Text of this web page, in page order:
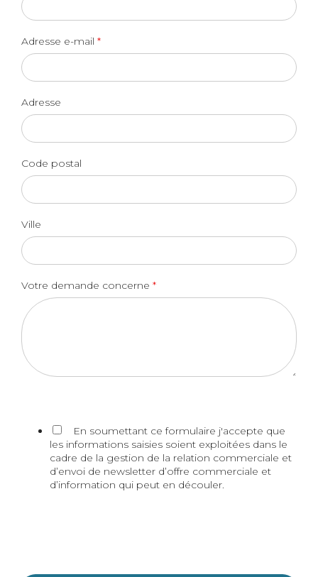
Adresse e-mail *
Adresse
Code postal
Ville
Votre demande concerne *
En soumettant ce formulaire j'accepte que
les informations saisies soient exploitées dans le
cadre de la gestion de la relation commerciale et
d’envoi de newsletter d’offre commerciale et
d’information qui peut en découler.